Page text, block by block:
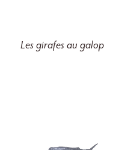
Les girafes au galop